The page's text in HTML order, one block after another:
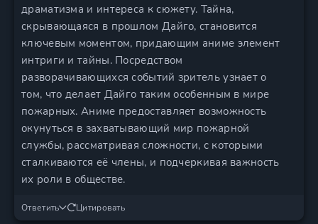
драматизма и интереса к сюжету. Тайна,
скрывающаяся в прошлом Дайго, становится
ключевым моментом, придающим аниме элемент
интриги и тайны. Посредством
разворачивающихся событий зритель узнает о
том, что делает Дайго таким особенным в мире
пожарных. Аниме предоставляет возможность
окунуться в захватывающий мир пожарной
службы, рассматривая сложности, с которыми
сталкиваются её члены, и подчеркивая важность
их роли в обществе.
Ответить Цитировать